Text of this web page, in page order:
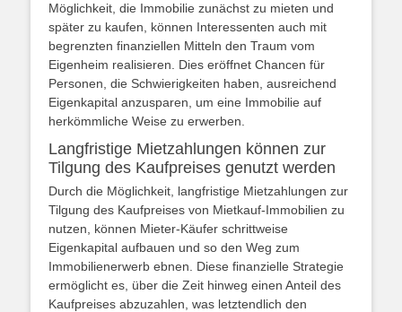
Möglichkeit, die Immobilie zunächst zu mieten und
später zu kaufen, können Interessenten auch mit
begrenzten finanziellen Mitteln den Traum vom
Eigenheim realisieren. Dies eröffnet Chancen für
Personen, die Schwierigkeiten haben, ausreichend
Eigenkapital anzusparen, um eine Immobilie auf
herkömmliche Weise zu erwerben.
Langfristige Mietzahlungen können zur
Tilgung des Kaufpreises genutzt werden
Durch die Möglichkeit, langfristige Mietzahlungen zur
Tilgung des Kaufpreises von Mietkauf-Immobilien zu
nutzen, können Mieter-Käufer schrittweise
Eigenkapital aufbauen und so den Weg zum
Immobilienerwerb ebnen. Diese finanzielle Strategie
ermöglicht es, über die Zeit hinweg einen Anteil des
Kaufpreises abzuzahlen, was letztendlich den